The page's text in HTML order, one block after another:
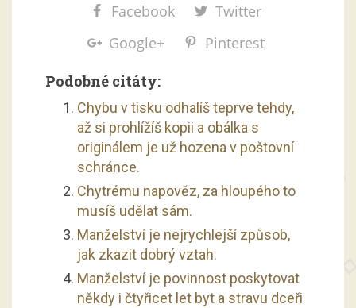
Facebook
Twitter
Google+
Pinterest
Podobné citáty:
Chybu v tisku odhalíš teprve tehdy,
až si prohlížíš kopii a obálka s
originálem je už hozena v poštovní
schránce.
Chytrému napověz, za hloupého to
musíš udělat sám.
Manželství je nejrychlejší způsob,
jak zkazit dobrý vztah.
Manželství je povinnost poskytovat
někdy i čtyřicet let byt a stravu dceři